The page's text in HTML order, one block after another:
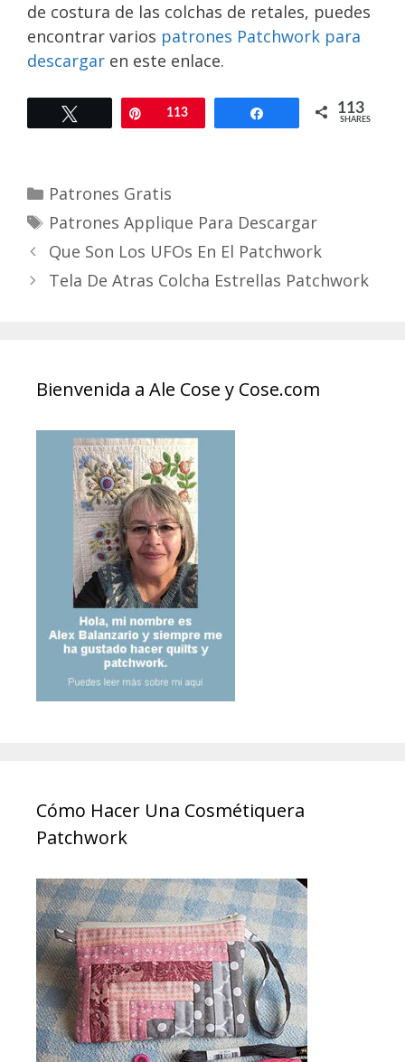
de costura de las colchas de retales, puedes
encontrar varios patrones Patchwork para
descargar en este enlace.
Pin113 113
SHARES
Categories
Patrones Gratis
Tags
Patrones Applique Para Descargar
Que Son Los UFOs En El Patchwork
Tela De Atras Colcha Estrellas Patchwork
Bienvenida a Ale Cose y Cose.com
Cómo Hacer Una Cosmétiquera
Patchwork